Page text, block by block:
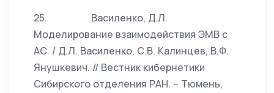
25. Василенко, Д.Л.
Моделирование взаимодействия ЭМВ с
АС. / Д.Л. Василенко, С.В. Калинцев, В.Ф.
Янушкевич. // Вестник кибернетики
Сибирского отделения РАН. – Тюмень,